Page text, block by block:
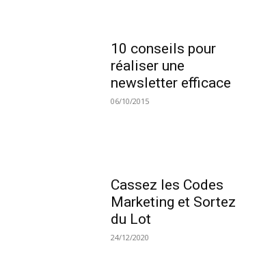
10 conseils pour
réaliser une
newsletter efficace
06/10/2015
Cassez les Codes
Marketing et Sortez
du Lot
24/12/2020